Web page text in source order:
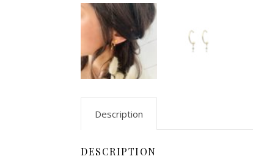
Description
DESCRIPTION